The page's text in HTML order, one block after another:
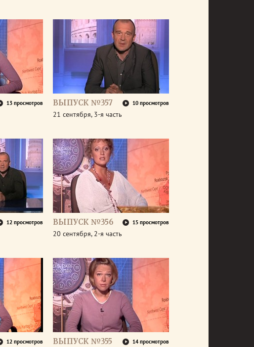
13 просмотров ВЫПУСК №357 10 просмотров
21 сентября, 3-я часть
12 просмотров ВЫПУСК №356 15 просмотров
20 сентября, 2-я часть
12 просмотров ВЫПУСК №355 14 просмотров